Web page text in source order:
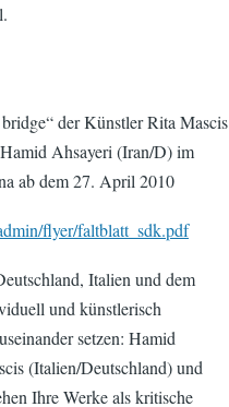
der Künstler Rita Mascis
Ahsayeri (Iran/D) im
ab dem 27. April 2010
flyer/faltblatt_sdk.pdf
Italien und dem
und künstlerisch
setzen: Hamid
(Italien/Deutschland) und
Ihre Werke als kritische